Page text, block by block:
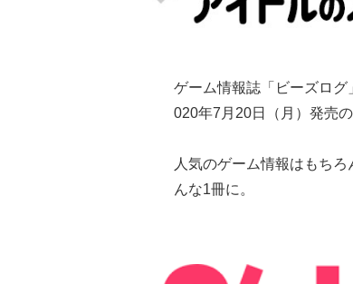
ゲーム情報誌「ビーズロ
020年7月20日（月）発売
人気のゲーム情報はもち
んな1冊に。